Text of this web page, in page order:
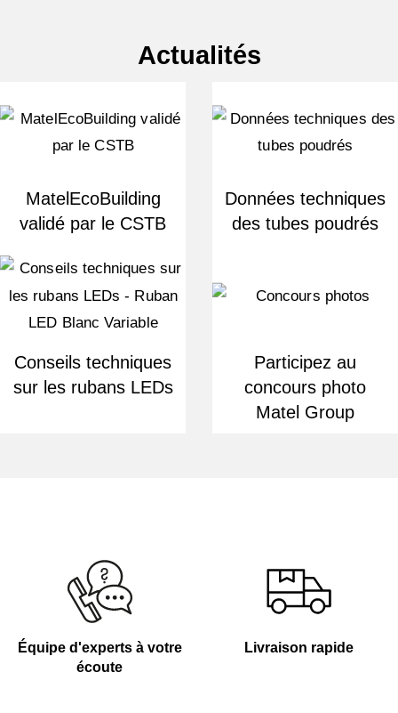
Actualités
MatelEcoBuilding
validé par le CSTB
Données techniques
des tubes poudrés
Conseils techniques
sur les rubans LEDs
Participez au
concours photo
Matel Group
Équipe d'experts à votre
écoute
Livraison rapide